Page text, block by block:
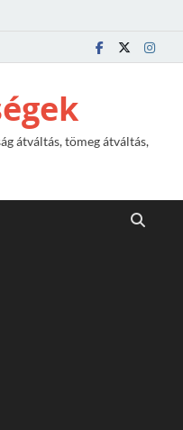
átváltás, tömeg átváltás,